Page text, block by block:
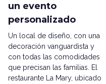
un evento
personalizado
Un local de diseño, con una
decoración vanguardista y
con todas las comodidades
que precisan las familias. El
restaurante La Mary, ubicado